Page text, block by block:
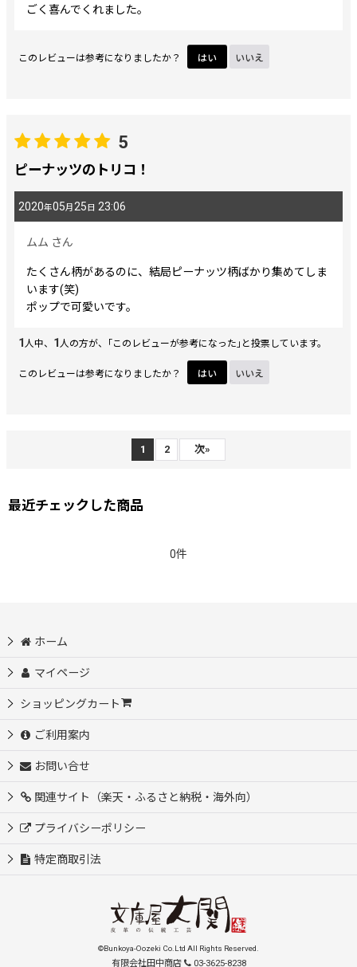
ごく喜んでくれました。
このレビューは参考になりましたか？ はい いいえ
5
ピーナッツのトリコ！
2020年05月 25 日 23:06
ムム さん
たくさん柄があるのに、結局ピーナッツ柄ばかり集めてしま
います(笑)
ポップで可愛いです。
1人中、 1人の方が、｢このレビューが参考になった｣と投票しています。
このレビューは参考になりましたか？ はい いいえ
1 2 次»
最近チェックした商品
0件
ホーム
マイページ
ショッピングカート
ご利用案内
お問い合せ
関連サイト（楽天・ふるさと納税・海外向）
プライバシーポリシー
特定商取引法
©Bunkoya-Oozeki Co.Ltd All Rights Reserved.
有限会社田中商店 03-3625-8238